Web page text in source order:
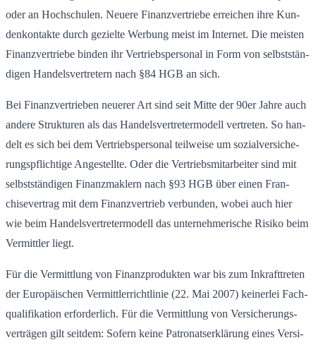
oder an Hoch­schu­len. Neue­re Fi­nanz­ver­trie­be er­rei­chen ihre Kun­
den­kon­tak­te durch ge­ziel­te Wer­bung meist im In­ter­net. Die meis­ten
Fi­nanz­ver­trie­be bin­den ihr Ver­triebs­per­so­nal in Form von selb­ststän­
di­gen Han­dels­ver­tre­tern nach §84 HGB an sich.
Bei Fi­nanz­ver­trie­ben neue­rer Art sind seit Mitte der 90er Jahre auch
an­de­re Struk­tu­ren als das Han­dels­ver­tre­ter­mo­dell ver­tre­ten. So han­
delt es sich bei dem Ver­triebs­per­so­nal teil­wei­se um so­zi­al­ver­si­che­
rungs­pflich­ti­ge An­ge­stell­te. Oder die Ver­triebs­mit­ar­bei­ter sind mit
selb­ststän­di­gen Fi­nanz­mak­lern nach §93 HGB über einen Fran­
chise­ver­trag mit dem Fi­nanz­ver­trieb ver­bun­den, wobei auch hier
wie beim Han­dels­ver­tre­ter­mo­dell das un­ter­neh­me­ri­sche Ri­si­ko beim
Ver­mitt­ler liegt.
Für die Ver­mitt­lung von Fi­nanz­pro­duk­ten war bis zum In­kraft­tre­ten
der Eu­ro­päi­schen Ver­mitt­ler­richt­li­nie (22. Mai 2007) kei­ner­lei Fach­
qua­li­fi­ka­ti­on er­for­der­lich. Für die Ver­mitt­lung von Ver­si­che­rungs­
ver­trä­gen gilt seit­dem: So­fern keine Pa­tro­nats­er­klä­rung eines Ver­si­